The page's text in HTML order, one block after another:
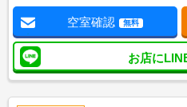
空室確認 無料
お店に